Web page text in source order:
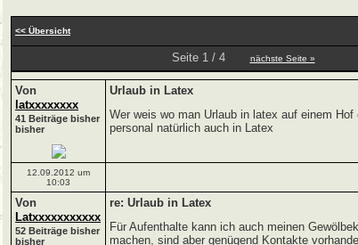
<< Übersicht
Seite 1 / 4 nächste Seite »
Von
latxxxxxxxx
41 Beiträge bisher
bisher
Urlaub in Latex
Wer weis wo man Urlaub in latex auf einem
personal natürlich auch in Latex
12.09.2012 um
10:03
Von
Latxxxxxxxxxxx
52 Beiträge bisher
bisher
re: Urlaub in Latex
Für Aufenthalte kann ich auch meinen
machen, sind aber genügend Kontakte